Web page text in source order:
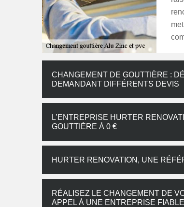
CHANGEMENT DE GOUTTIÈRE :
DEMANDANT DIFFÉRENTS DEVIS
L’ENTREPRISE HURTER
GOUTTIÈRE À 0 €
HURTER RENOVATION, UNE
RÉALISEZ LE CHANGEMENT DE
APPEL À UNE ENTREPRISE